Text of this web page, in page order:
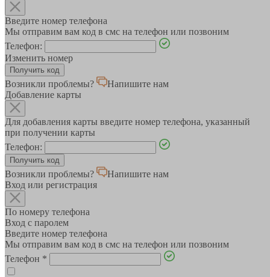
Введите номер телефона
Мы отправим вам код в смс на телефон или позвоним
Телефон:
Изменить номер
Возникли проблемы?
Напишите нам
Добавление карты
Для добавления карты введите номер телефона, указанный
при получении карты
Телефон:
Возникли проблемы?
Напишите нам
Вход или регистрация
По номеру телефона
Вход с паролем
Введите номер телефона
Мы отправим вам код в смс на телефон или позвоним
Телефон *